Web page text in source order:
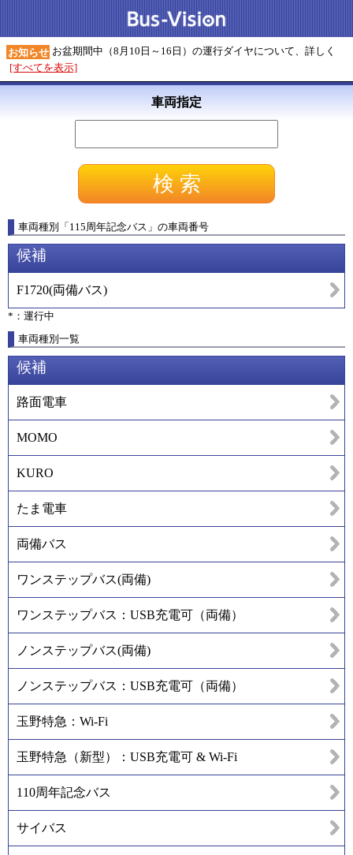
お知らせ お盆期間中（8月10日～16日）の運行ダイヤについて、詳しく
[すべてを表示]
車両指定
車両種別 「115周年記念バス 」 の車両番号
候補
F1720(両備バス)
*：運行中
車両種別一覧
候補
路面電車
MOMO
KURO
たま電車
両備バス
ワンステップバス(両備)
ワンステップバス：USB充電可（両備）
ノンステップバス(両備)
ノンステップバス：USB充電可（両備）
玉野特急：Wi-Fi
玉野特急（新型）：USB充電可 & Wi-Fi
110周年記念バス
サイバス